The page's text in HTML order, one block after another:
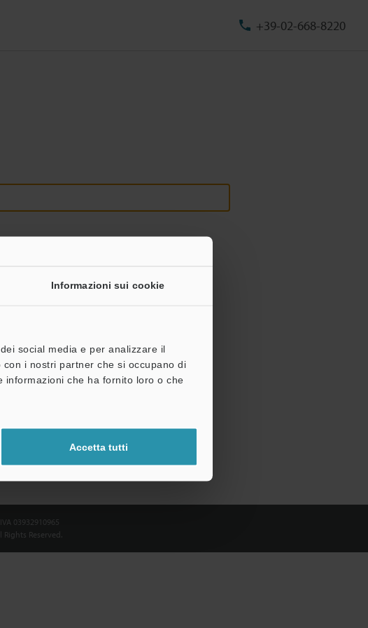
Informazioni sui cookie
social media e per analizzare il
i nostri partner che si occupano di
che ha fornito loro o che
Accetta tutti
+39-02-668-8220
03932910965
Rights Reserved.